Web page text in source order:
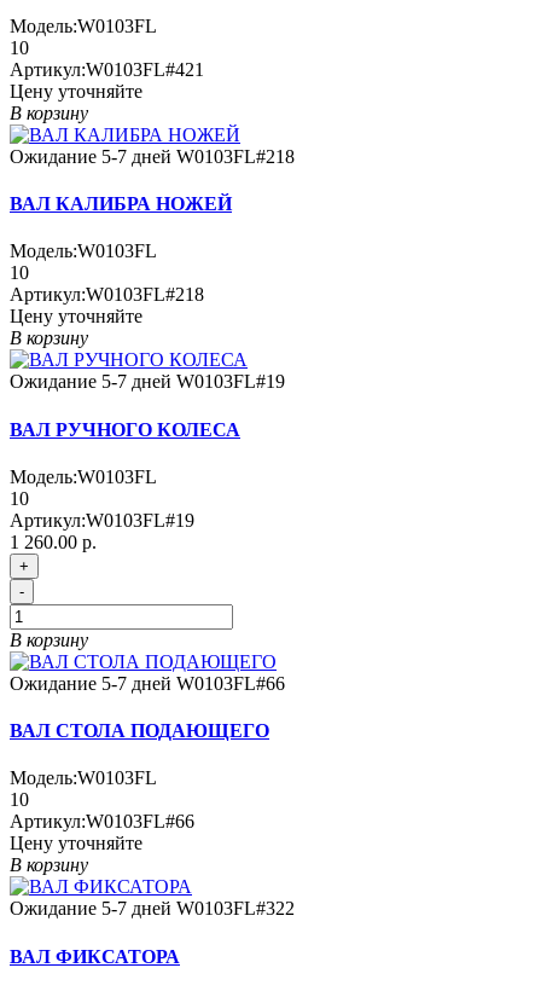
Модель:W0103FL
10
Артикул:W0103FL#421
Цену уточняйте
В корзину
Ожидание 5-7 дней W0103FL#218
ВАЛ КАЛИБРА НОЖЕЙ
Модель:W0103FL
10
Артикул:W0103FL#218
Цену уточняйте
В корзину
Ожидание 5-7 дней W0103FL#19
ВАЛ РУЧНОГО КОЛЕСА
Модель:W0103FL
10
Артикул:W0103FL#19
1 260.00 р.
+
-
В корзину
Ожидание 5-7 дней W0103FL#66
ВАЛ СТОЛА ПОДАЮЩЕГО
Модель:W0103FL
10
Артикул:W0103FL#66
Цену уточняйте
В корзину
Ожидание 5-7 дней W0103FL#322
ВАЛ ФИКСАТОРА